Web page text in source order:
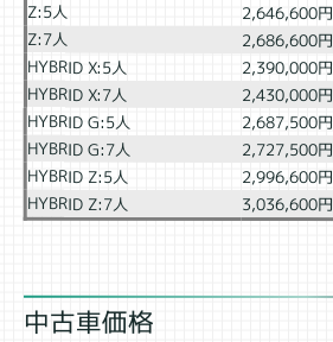
Z:5人 2,646,600円
Z:7人 2,686,600円
HYBRID X:5人 2,390,000円
HYBRID X:7人 2,430,000円
HYBRID G:5人 2,687,500円
HYBRID G:7人 2,727,500円
HYBRID Z:5人 2,996,600円
HYBRID Z:7人 3,036,600円
中古車価格